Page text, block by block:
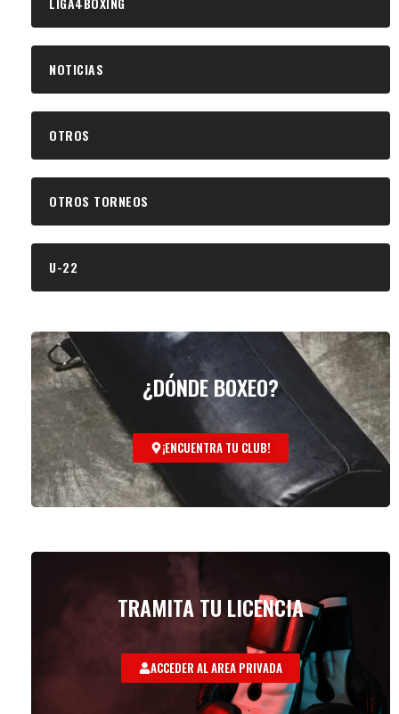
NOTICIAS
OTROS
OTROS TORNEOS
U-22
¿DÓNDE BOXEO?
¡ENCUENTRA TU CLUB!
TRAMITA TU LICENCIA
ACCEDER AL AREA PRIVADA